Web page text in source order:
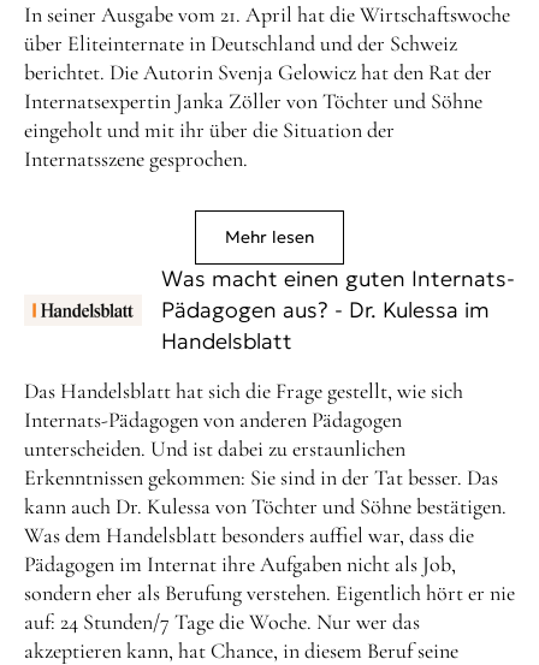
In seiner Ausgabe vom 21. April hat die Wirtschaftswoche
über Eliteinternate in Deutschland und der Schweiz
berichtet. Die Autorin Svenja Gelowicz hat den Rat der
Internatsexpertin Janka Zöller von Töchter und Söhne
eingeholt und mit ihr über die Situation der
Internatsszene gesprochen.
Mehr lesen
Was macht einen guten Internats-
Pädagogen aus? - Dr. Kulessa im
Handelsblatt
Das Handelsblatt hat sich die Frage gestellt, wie sich
Internats-Pädagogen von anderen Pädagogen
unterscheiden. Und ist dabei zu erstaunlichen
Erkenntnissen gekommen: Sie sind in der Tat besser. Das
kann auch Dr. Kulessa von Töchter und Söhne bestätigen.
Was dem Handelsblatt besonders auffiel war, dass die
Pädagogen im Internat ihre Aufgaben nicht als Job,
sondern eher als Berufung verstehen. Eigentlich hört er nie
auf: 24 Stunden/7 Tage die Woche. Nur wer das
akzeptieren kann, hat Chance, in diesem Beruf seine